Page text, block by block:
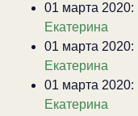
01 марта 2020:
Екатерина
01 марта 2020:
Екатерина
01 марта 2020:
Екатерина